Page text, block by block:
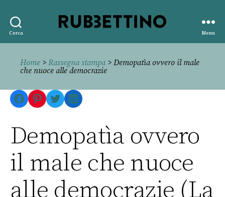
Cerca
editore
Menu
Home > Rassegna stampa> Demopatìa ovvero il male
che nuoce alle democrazie
Facebook
Pinterest
TwitterLinkedIn
Demopatìa ovvero
il male che nuoce
alle democrazie (La